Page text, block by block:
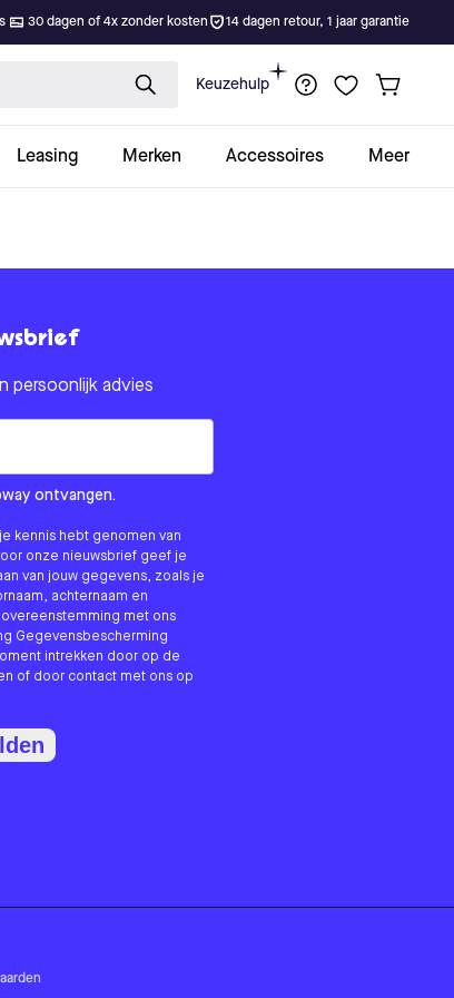
30 dagen of 4x zonder kosten 14 dagen retour, 1 jaar garantie
Keuzehulp
Leasing Merken Accessoires Meer
persoonlijk advies
ontvangen.
kennis hebt genomen van
onze nieuwsbrief geef je
van jouw gegevens, zoals je
achternaam en
met ons
Gegevensbescherming
intrekken door op de
of door contact met ons op